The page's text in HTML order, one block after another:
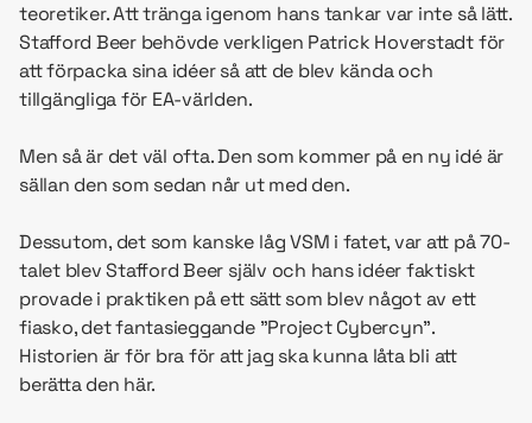
teoretiker. Att tränga igenom hans tankar var inte så lätt.
Stafford Beer behövde verkligen Patrick Hoverstadt för
att förpacka sina idéer så att de blev kända och
tillgängliga för EA-världen.
Men så är det väl ofta. Den som kommer på en ny idé är
sällan den som sedan når ut med den.
Dessutom, det som kanske låg VSM i fatet, var att på 70-
talet blev Stafford Beer själv och hans idéer faktiskt
provade i praktiken på ett sätt som blev något av ett
fiasko, det fantasieggande ”Project Cybercyn”.
Historien är för bra för att jag ska kunna låta bli att
berätta den här.